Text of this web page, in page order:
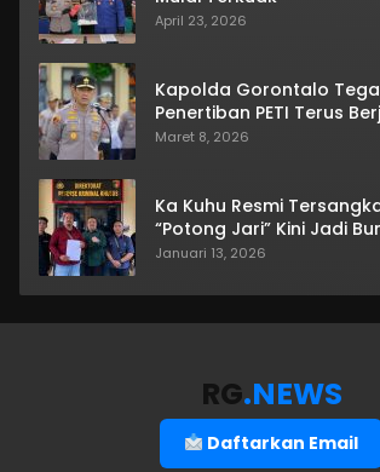
April 23, 2026
Kapolda Gorontalo
Penertiban PETI Terus
Maret 8, 2026
Ka Kuhu Resmi
“Potong Jari” Kini Jadi
Januari 13, 2026
RG.NEWS
Daftarkan Email